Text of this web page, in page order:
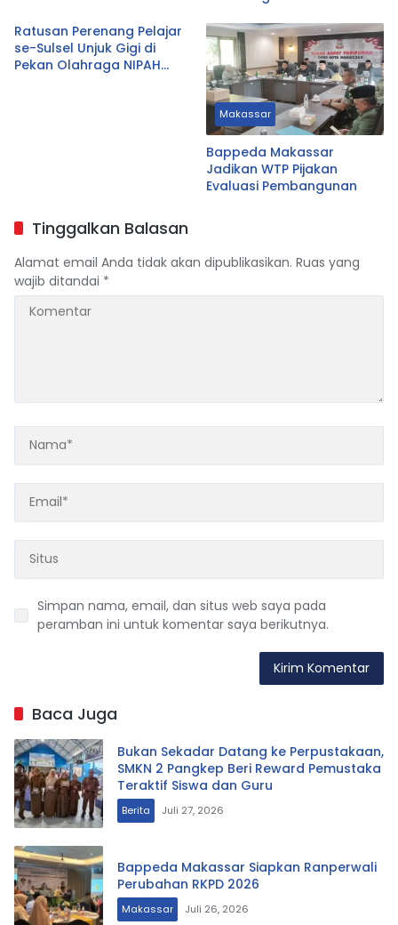
Ratusan Perenang Pelajar
se-Sulsel Unjuk Gigi di
Pekan Olahraga NIPAH
Makassar
Bappeda Makassar
Jadikan WTP Pijakan
Evaluasi Pembangunan
Tinggalkan Balasan
Alamat email Anda tidak akan dipublikasikan. Ruas yang
wajib ditandai *
Simpan nama, email, dan situs web saya pada
peramban ini untuk komentar saya berikutnya.
Baca Juga
Bukan Sekadar Datang ke Perpustakaan,
SMKN 2 Pangkep Beri Reward Pemustaka
Teraktif Siswa dan Guru
Berita Juli 27, 2026
Bappeda Makassar Siapkan Ranperwali
Perubahan RKPD 2026
Makassar Juli 26, 2026